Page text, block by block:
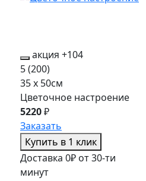
акция +104
5(200)
35 x 50см
Цветочное настроение
5220₽
Заказать
Купить в 1 клик
Доставка 0₽ от 30-ти
минут